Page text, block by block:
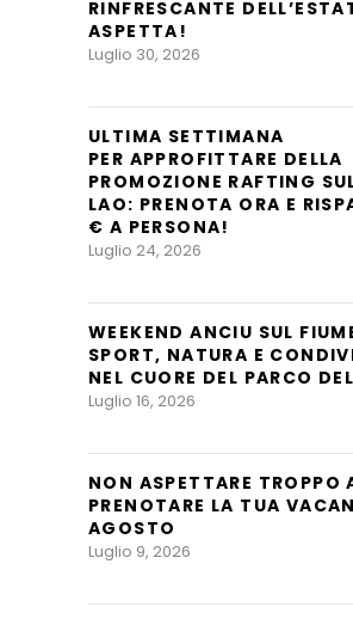
RINFRESCANTE
ASPETTA!
Luglio 30, 2026
ULTIMA SETTIMANA
PER APPROFITTARE DELLA
PROMOZIONE RAFTING
LAO: PRENOTA ORA E
€ A PERSONA!
Luglio 24, 2026
WEEKEND ANCIU SUL
SPORT, NATURA E
NEL CUORE DEL PARCO
Luglio 16, 2026
NON ASPETTARE TROPPO
PRENOTARE LA TUA
AGOSTO
Luglio 9, 2026